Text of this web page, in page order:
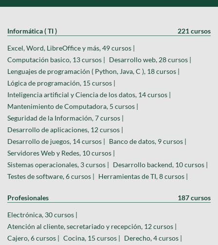
Informática ( TI ) 221 cursos
Excel, Word, LibreOffice y más, 49 cursos |
Computación basico, 13 cursos | Desarrollo web, 28 cursos |
Lenguajes de programación ( Python, Java, C ), 18 cursos |
Lógica de programación, 15 cursos |
Inteligencia artificial y Ciencia de los datos, 14 cursos |
Mantenimiento de Computadora, 5 cursos |
Seguridad de la Información, 7 cursos |
Desarrollo de aplicaciones, 12 cursos |
Desarrollo de juegos, 14 cursos | Banco de datos, 9 cursos |
Servidores Web y Redes, 10 cursos |
Sistemas operacionales, 3 cursos | Desarrollo backend, 10 cursos |
Testes de software, 6 cursos | Herramientas de TI, 8 cursos |
Profesionales 187 cursos
Electrónica, 30 cursos |
Atención al cliente, secretariado y recepción, 12 cursos |
Cajero, 6 cursos | Cocina, 15 cursos | Derecho, 4 cursos |